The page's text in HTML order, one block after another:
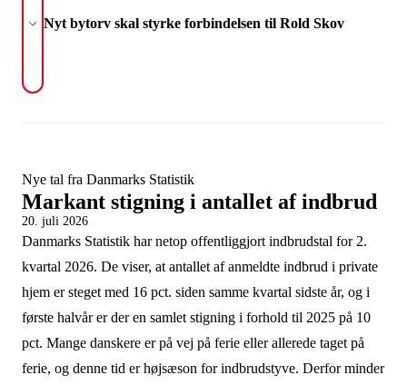
Nyt bytorv skal styrke forbindelsen til Rold Skov
Nye tal fra Danmarks Statistik
Markant stigning i antallet af indbrud
20. juli 2026
Danmarks Statistik har netop offentliggjort indbrudstal for 2.
kvartal 2026. De viser, at antallet af anmeldte indbrud i private
hjem er steget med 16 pct. siden samme kvartal sidste år, og i
første halvår er der en samlet stigning i forhold til 2025 på 10
pct. Mange danskere er på vej på ferie eller allerede taget på
ferie, og denne tid er højsæson for indbrudstyve. Derfor minder